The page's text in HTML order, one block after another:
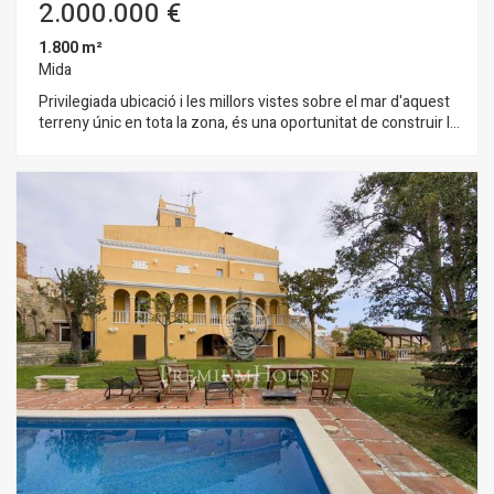
2.000.000 €
1.800 m²
Mida
Privilegiada ubicació i les millors vistes sobre el mar d'aquest
terreny únic en tota la zona, és una oportunitat de construir la
tranquil·la urbanització i zona residencial de la localitat
d'Arenys de Mar, a 3 minuts del seu centre urbà, aquest
terreny de gairebé 1800 m2 de sol urbà disposa de tots els
serveis a peu de parcel·la: electricitat, gas, clavegueram,
telèfon. L'ús principal permès és el d'habitatge unifamiliar.
Disposem d'informació completa de les normes urbanístiques
i ús del sol. A 3 minuts de l'accés directe a l'autopista que
connecta en 40 minuts amb Barcelona. A 4 minuts del Port
Esportiu d'Arenys de Mar, proper a centres comercials i d'oci,
col·legis, serveis.